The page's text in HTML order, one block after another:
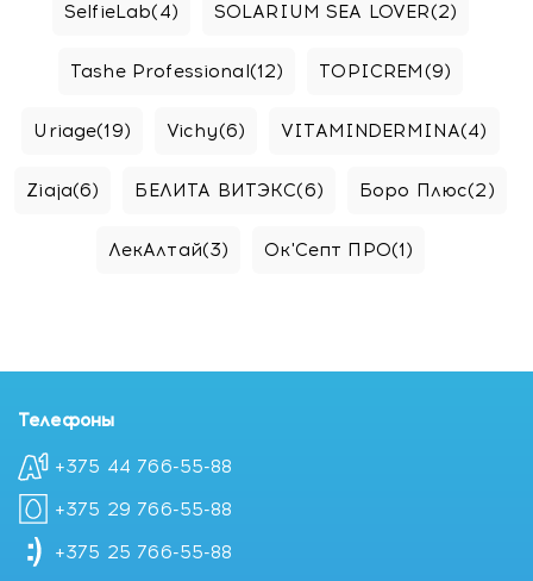
SelfieLab(4) SOLARIUM SEA LOVER(2)
Tashe Professional(12) TOPICREM(9)
Uriage(19) Vichy(6) VITAMINDERMINA(4)
Ziaja(6) БЕЛИТА ВИТЭКС(6) Боро Плюс(2)
ЛекАлтай(3) Ок'Септ ПРО(1)
Телефоны
+375 44 766-55-88
+375 29 766-55-88
+375 25 766-55-88